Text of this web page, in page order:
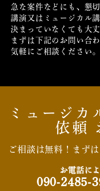
急な案件などにも、懇
講演又はミュージカル
決まっていなくても大
まずは下記のお問い合
気軽にご相談ください。
ミュージカ
依頼
ご相談は無料！まず
お電話に
090-2485-